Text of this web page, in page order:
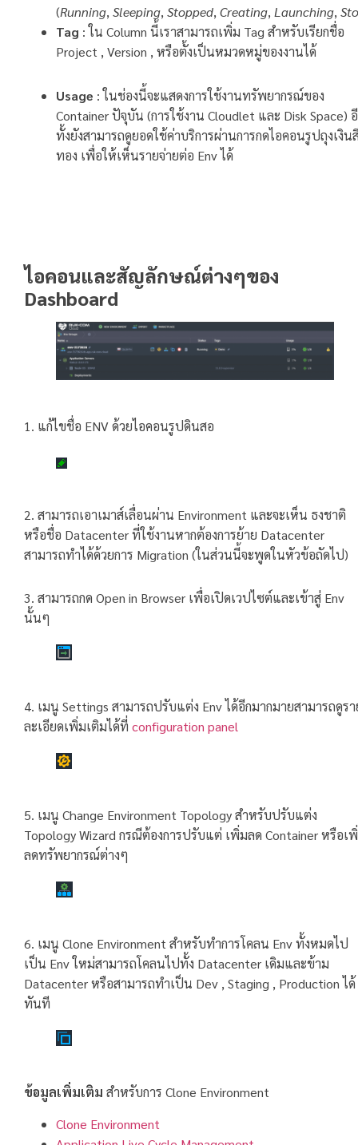
(Running, Sleeping, Stopped, Creating, Launching,
Tag : ใน Column นี้เราสามารถเพิ่ม Tag สำหรับเรียกชื่อ
Project , Version , หรือตั้งเป็นหมวดหมู่ของงานได้
Usage : ในช่องนี้จะแสดงการใช้งานทรัพยากรณ์ของ
Container ปัจุบัน (การใช้งาน Cloudlet และ Disk Space)
ทั้งยังสามารถดูยอดใช้ค่าบริการผ่านการกดไอคอนรูปถุงเงิน
ทอง เพื่อให้เห็นรายจ่ายต่อ Env ได้
ไอคอนและสัญลักษณ์ต่างๆของ
Dashboard
1. แก้ไขชื่อ ENV ด้วยไอคอนรูปดินสอ
2. สามารถเอาเมาส์เลื่อนผ่าน Environment และจะเห็น ธงชาติ
หรือชื่อ Datacenter ที่ใช้งานหากต้องการย้าย Datacenter
สามารถทำได้ด้วยการ Migration (ในส่วนนี้จะพูดในหัวข้อถัดไป)
3. สามารถกด Open in Browser เพื่อเปิดเวปไซต์และเข้าสู่ Env
นั้นๆ
4. เมนู Settings สามารถปรับแต่ง Env ได้อีกมากมายสามารถดูร
ละเอียดเพิ่มเติมได้ที่ configuration panel
5. เมนู Change Environment Topology สำหรับปรับแต่ง
Topology Wizard กรณีต้องการปรับแต่ เพิ่มลด Container หรือเ
ลดทรัพยากรณ์ต่างๆ
6. เมนู Clone Environment สำหรับทำการโคลน Env ทั้งหมดไป
เป็น Env ใหม่สามารถโคลนไปทั้ง Datacenter เดิมและข้าม
Datacenter หรือสามารถทำเป็น Dev , Staging , Production ได้
ทันที
ข้อมูลเพิ่มเติม สำหรับการ Clone Environment
Clone Environment